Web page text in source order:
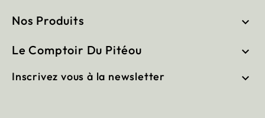
Nos Produits 
Le Comptoir Du Pitéou 
Inscrivez vous à la newsletter 